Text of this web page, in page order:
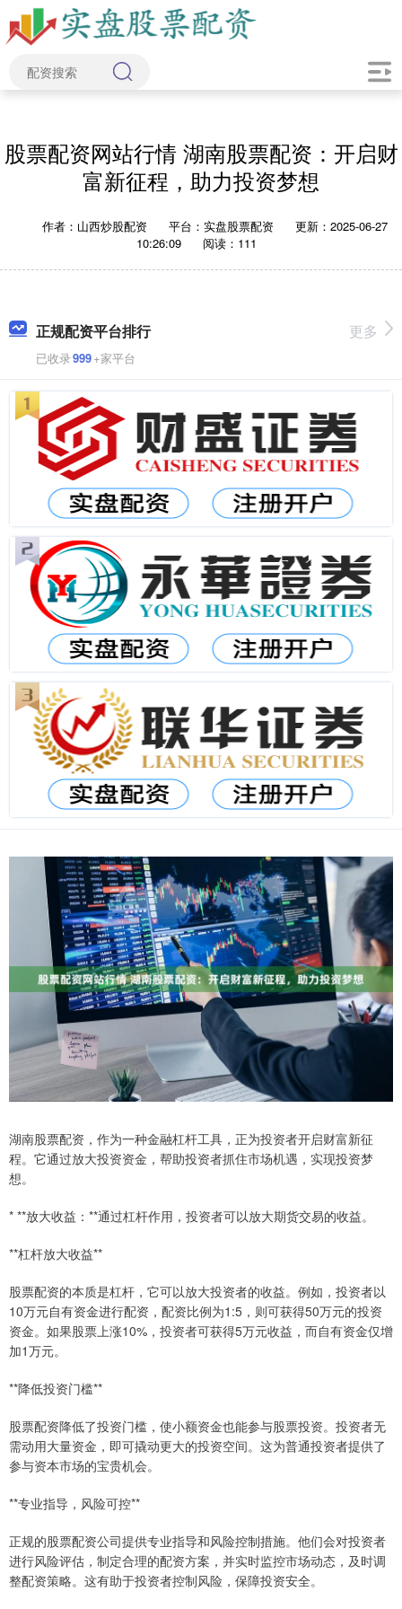
股票配资网站行情 湖南股票配资：开启财
富新征程，助力投资梦想
作者：山西炒股配资 平台：实盘股票配资
更新：2025-06-27
10:26:09
阅读：111
正规配资平台排行
已收录999+家平台
更多
湖南股票配资，作为一种金融杠杆工具，正为投资者开启财富新征
程。它通过放大投资资金，帮助投资者抓住市场机遇，实现投资梦
想。
* **放大收益：**通过杠杆作用，投资者可以放大期货交易的收益。
**杠杆放大收益**
股票配资的本质是杠杆，它可以放大投资者的收益。例如，投资者以
10万元自有资金进行配资，配资比例为1:5，则可获得50万元的投资
资金。如果股票上涨10%，投资者可获得5万元收益，而自有资金仅增
加1万元。
**降低投资门槛**
股票配资降低了投资门槛，使小额资金也能参与股票投资。投资者无
需动用大量资金，即可撬动更大的投资空间。这为普通投资者提供了
参与资本市场的宝贵机会。
**专业指导，风险可控**
正规的股票配资公司提供专业指导和风险控制措施。他们会对投资者
进行风险评估，制定合理的配资方案，并实时监控市场动态，及时调
整配资策略。这有助于投资者控制风险，保障投资安全。